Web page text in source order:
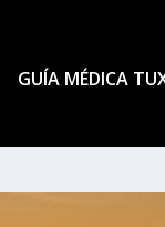
GUÍA MÉDICA